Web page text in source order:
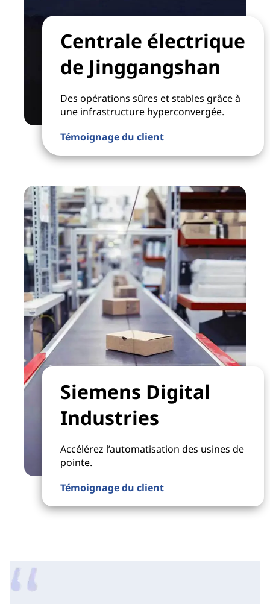
Centrale électrique
de Jinggangshan
Des opérations sûres et stables grâce à
une infrastructure hyperconvergée.
Témoignage du client
Siemens Digital
Industries
Accélérez l’automatisation des usines de
pointe.
Témoignage du client